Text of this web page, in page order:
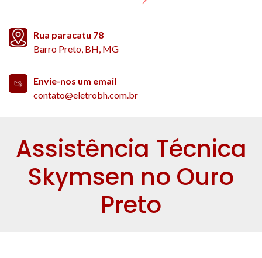
Rua paracatu 78
Barro Preto, BH, MG
Envie-nos um email
contato@eletrobh.com.br
Assistência Técnica
Skymsen no Ouro
Preto